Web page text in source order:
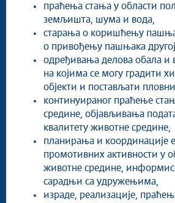
праћења стања у области
земљишта, шума и вода,
старања о коришћењу
о привођењу пашњака другој
одређивања делова обала и
на којима се могу градити
објекти и постављати пловни
континуираног праћење
средине, објављивања
квалитету животне средине,
планирања и координације
промотивних активности у
животне средине,
сарадњи са удружењима,
израде, реализације,